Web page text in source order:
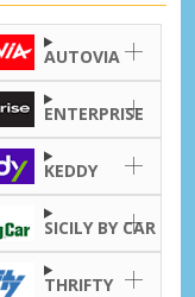
AUTOVIA
ENTERPRISE
KEDDY
SICILY BY CAR
THRIFTY